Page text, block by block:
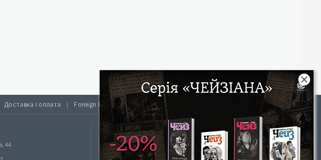
Доставка і оплата | Foreign Rights |
44
Інтернет-магазин «Видавництво Богдан»:
46018, м. Тернопіль, А/С 529